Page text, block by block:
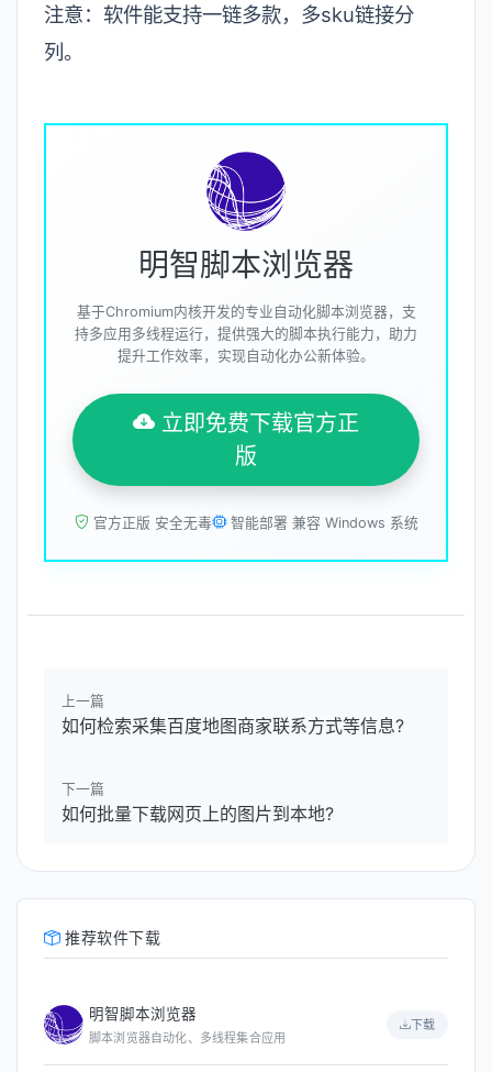
注意：软件能支持一链多款，多sku链接分
列。
明智脚本浏览器
基于Chromium内核开发的专业自动化脚本浏览器，支
持多应用多线程运行，提供强大的脚本执行能力，助力
提升工作效率，实现自动化办公新体验。
立即免费下载官方正
版
官方正版 安全无毒 智能部署 兼容 Windows 系统
上一篇
如何检索采集百度地图商家联系方式等信息?
下一篇
如何批量下载网页上的图片到本地?
推荐软件下载
明智脚本浏览器
脚本浏览器自动化、多线程集合应用
下载